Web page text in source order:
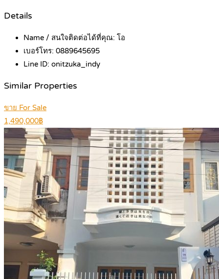
Details
Name / สนใจติดต่อได้ที่คุณ: โอ
เบอร์โทร: 0889645695
Line ID: onitzuka_indy
Similar Properties
ขาย For Sale
1,490,000฿